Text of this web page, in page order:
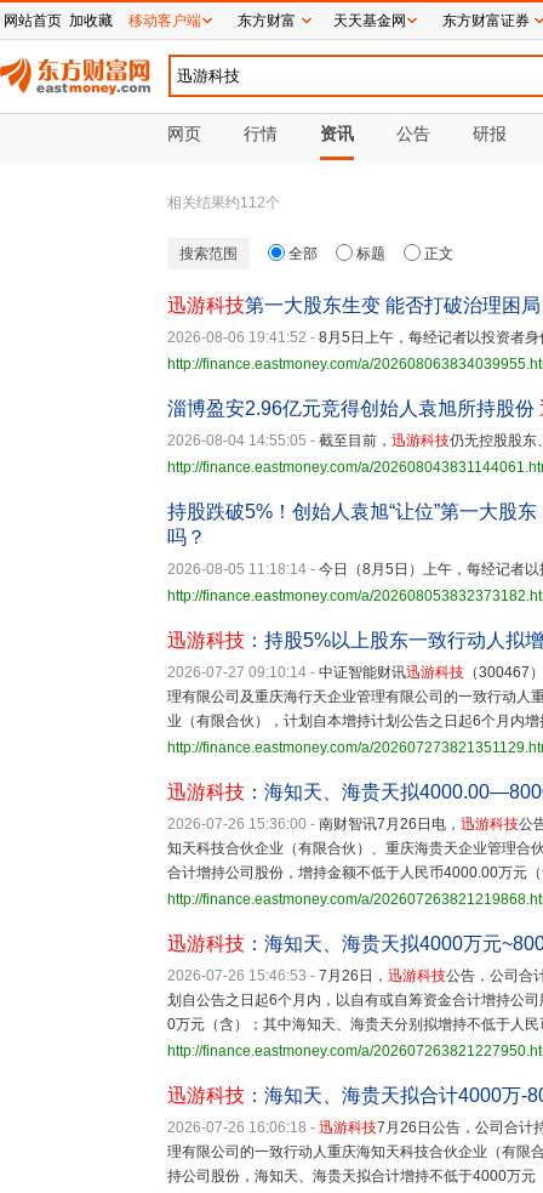
网页 行情 资讯 公告 研报
相关结果约112个
搜索范围 全部 标题 正文
迅游科技第一大股东生变 能否打破治理困
2026-08-06 19:41:52 - 8月5日上午，每经记者以投资者身
http://finance.eastmoney.com/a/
淄博盈安2.96亿元竞得创始人袁旭所持股份
2026-08-04 14:55:05 - 截至目前， 迅游科技仍无控股股东
http://finance.eastmoney.com/a/
持股跌破5%！创始人袁旭“让位”第一大股
吗？
2026-08-05 11:18:14 - 今日（8月5日）上午，每经记者
http://finance.eastmoney.com/a/
迅游科技 ：持股5%以上股东一致行动人拟
2026-07-27 09:10:14 - 中证智能财讯迅游科技 （300467
理有限公司及重庆海行天企业管理有限公司的一致行动人
业（有限合伙），计划自本增持计划公告之日起6个月内
http://finance.eastmoney.com/a/
迅游科技 ：海知天、海贵天拟
2026-07-26 15:36:00 - 南财智讯7月26日电， 迅游科技公
知天科技合伙企业（有限合伙）、重庆海贵天企业管理合
合计增持公司股份，增持金额不低于人民币4000.00万元
http://finance.eastmoney.com/a/
迅游科技 ：海知天、海贵天拟4000万元
2026-07-26 15:46:53 - 7月26日， 迅游科技公告，公司合
划自公告之日起6个月内，以自有或自筹资金合计增持公
0万元（含）；其中海知天、海贵天分别拟增持不低于人
http://finance.eastmoney.com/a/
迅游科技 ：海知天、海贵天拟合计4000万-
2026-07-26 16:06:18 - 迅游科技7月26日公告，公司合计
理有限公司的一致行动人重庆海知天科技合伙企业（有限
持公司股份，海知天、海贵天拟合计增持不低于4000万元
网站首页 加收藏 移动客户端 东方财富 天天基金网 东方财富证券